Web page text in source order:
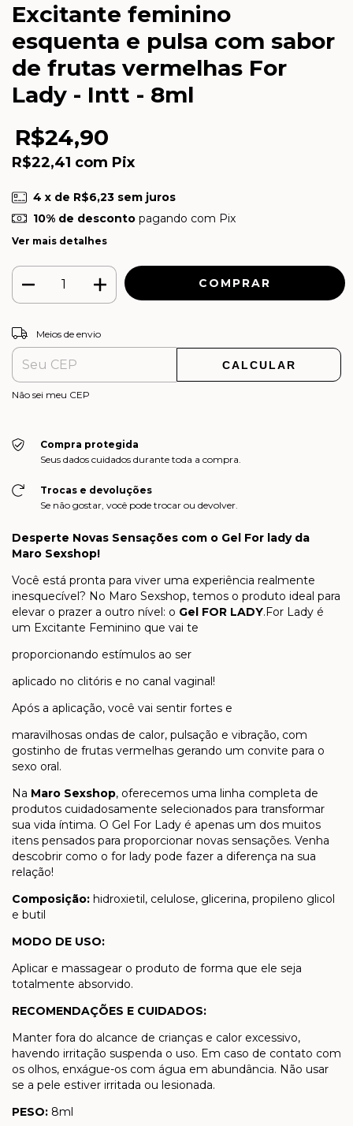
Excitante feminino
esquenta e pulsa com sabor
de frutas vermelhas For
Lady - Intt - 8ml
R$24,90
R$22,41 com Pix
4 x de R$6,23 sem juros
10% de descontopagando com Pix
Ver mais detalhes
Entregas para o CEP:
Meios de envio
CALCULAR
Não sei meu CEP
Compra protegida
Seus dados cuidados durante toda a compra.
Trocas e devoluções
Se não gostar, você pode trocar ou devolver.
Desperte Novas Sensações com o Gel For lady da
Maro Sexshop!
Você está pronta para viver uma experiência realmente
inesquecível? No Maro Sexshop, temos o produto ideal para
elevar o prazer a outro nível: o Gel FOR LADY. For Lady é
um Excitante Feminino que vai te
proporcionando estímulos ao ser
aplicado no clitóris e no canal vaginal!
Após a aplicação, você vai sentir fortes e
maravilhosas ondas de calor, pulsação e vibração, com
gostinho de frutas vermelhas gerando um convite para o
sexo oral.
Na Maro Sexshop, oferecemos uma linha completa de
produtos cuidadosamente selecionados para transformar
sua vida íntima. O Gel For Lady é apenas um dos muitos
itens pensados para proporcionar novas sensações. Venha
descobrir como o for lady pode fazer a diferença na sua
relação!
Composição: hidroxietil, celulose, glicerina, propileno glicol
e butil
MODO DE USO:
Aplicar e massagear o produto de forma que ele seja
totalmente absorvido.
RECOMENDAÇÕES E CUIDADOS:
Manter fora do alcance de crianças e calor excessivo,
havendo irritação suspenda o uso. Em caso de contato com
os olhos, enxágue-os com água em abundância. Não usar
se a pele estiver irritada ou lesionada.
PESO: 8ml